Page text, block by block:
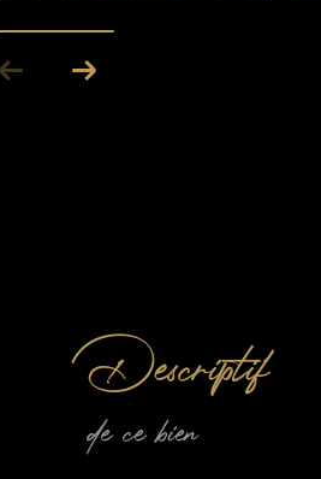
descriptif
de ce bien